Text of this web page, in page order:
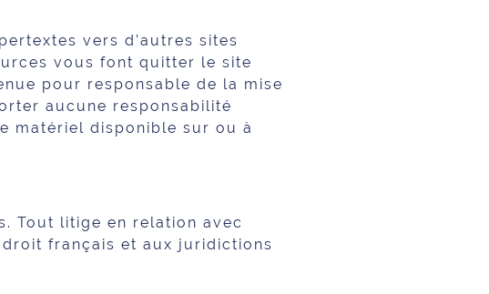
vers d’autres sites
vous font quitter le site
pour responsable de la mise
aucune responsabilité
matériel disponible sur ou à
Tout litige en relation avec
français et aux juridictions